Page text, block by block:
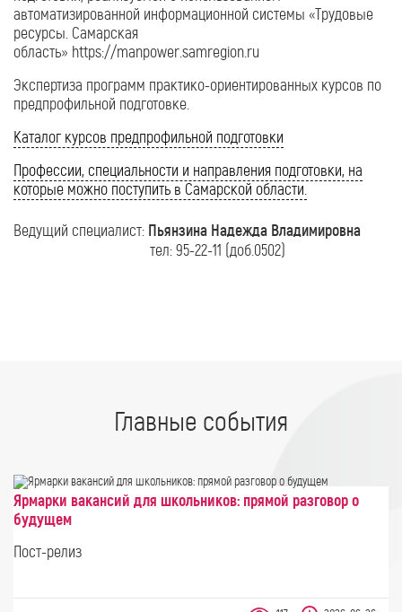
автоматизированной информационной системы «Трудовые
ресурсы. Самарская
область» https://manpower.samregion.ru
Экспертиза программ практико-ориентированных курсов по
предпрофильной подготовке.
Каталог курсов предпрофильной подготовки
Профессии, специальности и направления подготовки, на
которые можно поступить в Самарской области.
Ведущий специалист: Пьянзина Надежда Владимировна
тел: 95-22-11 (доб.0502)
Главные события
Ярмарки вакансий для школьников: прямой разговор о
будущем
Пост-релиз